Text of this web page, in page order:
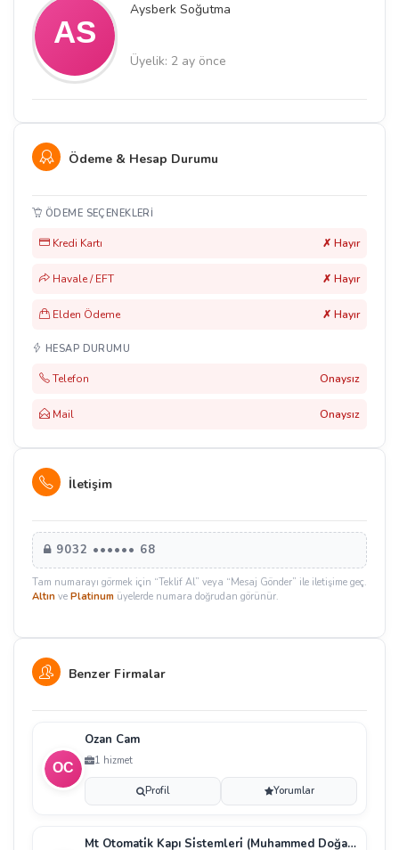
Aysberk Soğutma
Üyelik: 2 ay önce
Ödeme & Hesap Durumu
ÖDEME SEÇENEKLERI
Kredi Kartı ✗ Hayır
Havale / EFT ✗ Hayır
Elden Ödeme ✗ Hayır
HESAP DURUMU
Telefon Onaysız
Mail Onaysız
İletişim
9032 •••••• 68
Tam numarayı görmek için “Teklif Al” veya “Mesaj Gönder” ile iletişime geç.
Altın ve Platinum üyelerde numara doğrudan görünür.
Benzer Firmalar
Ozan Cam
1 hizmet
Profil Yorumlar
Mt Otomati̇k Kapı Si̇stemleri̇ (Muhammed Doğanay)